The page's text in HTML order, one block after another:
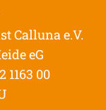
Calluna e.V.
eG
1163 00